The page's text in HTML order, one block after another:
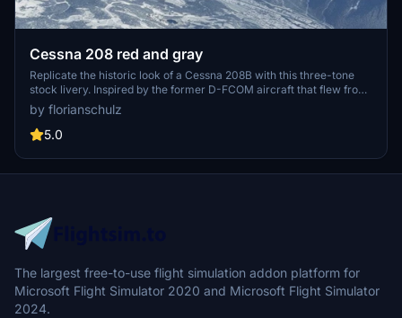
Cessna 208 red and gray
Replicate the historic look of a Cessna 208B with this three-tone
stock livery. Inspired by the former D-FCOM aircraft that flew from
Hassfurt (EDQT) during the years 2005-2007.
by florianschulz
5.0
The largest free-to-use flight simulation addon platform for
Microsoft Flight Simulator 2020 and Microsoft Flight Simulator
2024.